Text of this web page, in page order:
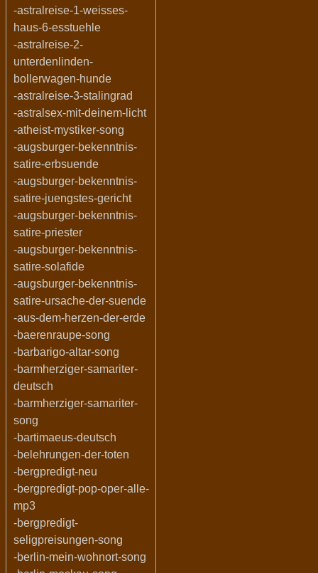
-astralreise-1-weisses-
haus-6-esstuehle
-astralreise-2-
unterdenlinden-
bollerwagen-hunde
-astralreise-3-stalingrad
-astralsex-mit-deinem-licht
-atheist-mystiker-song
-augsburger-bekenntnis-
satire-erbsuende
-augsburger-bekenntnis-
satire-juengstes-gericht
-augsburger-bekenntnis-
satire-priester
-augsburger-bekenntnis-
satire-solafide
-augsburger-bekenntnis-
satire-ursache-der-suende
-aus-dem-herzen-der-erde
-baerenraupe-song
-barbarigo-altar-song
-barmherziger-samariter-
deutsch
-barmherziger-samariter-
song
-bartimaeus-deutsch
-belehrungen-der-toten
-bergpredigt-neu
-bergpredigt-pop-oper-alle-
mp3
-bergpredigt-
seligpreisungen-song
-berlin-mein-wohnort-song